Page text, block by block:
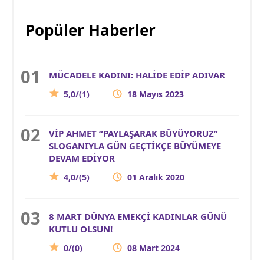
Popüler Haberler
MÜCADELE KADINI: HALİDE EDİP ADIVAR
5,0/(1) 18 Mayıs 2023
VİP AHMET “PAYLAŞARAK BÜYÜYORUZ”
SLOGANIYLA GÜN GEÇTİKÇE BÜYÜMEYE
DEVAM EDİYOR
4,0/(5) 01 Aralık 2020
8 MART DÜNYA EMEKÇİ KADINLAR GÜNÜ
KUTLU OLSUN!
0/(0) 08 Mart 2024